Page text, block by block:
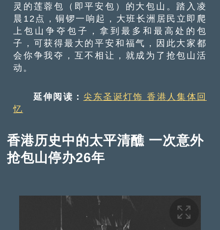
灵的莲蓉包（即平安包）的大包山。踏入凌
晨12点，铜锣一响起，大班长洲居民立即爬
上包山争夺包子，拿到最多和最高处的包
子，可获得最大的平安和福气，因此大家都
会你争我夺，互不相让，就成为了抢包山活
动。
延伸阅读： 尖东圣诞灯饰 香港人集体回
忆
香港历史中的太平清醮 一次意外
抢包山停办26年